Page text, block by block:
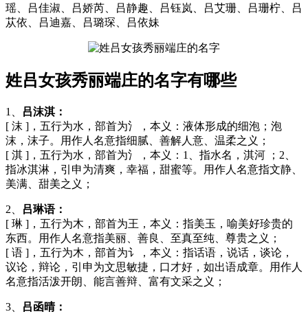
瑶、吕佳淑、吕娇芮、吕静趣、吕钰岚、吕艾珊、吕珊柠、吕
苁依、吕迪嘉、吕璐琛、吕依妹
姓吕女孩秀丽端庄的名字有哪些
1、
吕沫淇：
[ 沫 ]，五行为水，部首为氵，本义：液体形成的细泡；泡
沫，沫子。用作人名意指细腻、善解人意、温柔之义；
[ 淇 ]，五行为水，部首为氵，本义：1、指水名，淇河 ；2、
指冰淇淋，引申为清爽，幸福，甜蜜等。用作人名意指文静、
美满、甜美之义；
2、
吕琳语：
[ 琳 ]，五行为木，部首为王，本义：指美玉，喻美好珍贵的
东西。用作人名意指美丽、善良、至真至纯、尊贵之义；
[ 语 ]，五行为木，部首为讠，本义：指话语，说话，谈论，
议论，辩论，引申为文思敏捷，口才好，如出语成章。用作人
名意指活泼开朗、能言善辩、富有文采之义；
3、
吕函晴：